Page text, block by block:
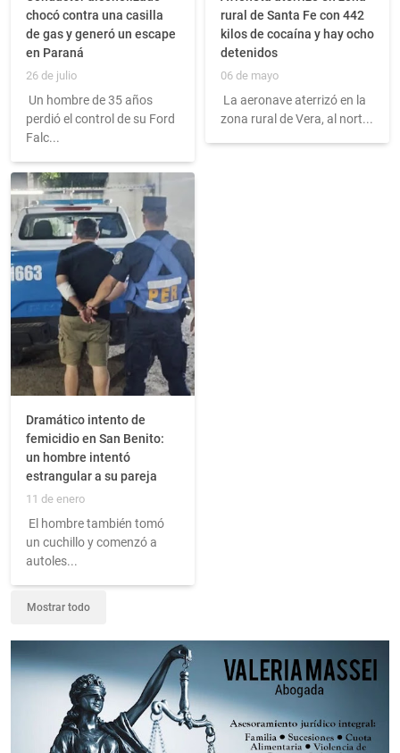
chocó contra una casilla
de gas y generó un escape
en Paraná
26 de julio
Un hombre de 35 años
perdió el control de su Ford
Falc...
rural de Santa Fe con 442
kilos de cocaína y hay ocho
detenidos
06 de mayo
La aeronave aterrizó en la
zona rural de Vera, al nort...
Dramático intento de
femicidio en San Benito:
un hombre intentó
estrangular a su pareja
11 de enero
El hombre también tomó
un cuchillo y comenzó a
autoles...
Mostrar todo